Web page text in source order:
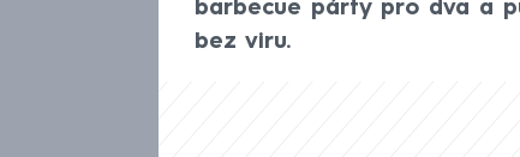
barbecue párty pro dva a
bez viru.